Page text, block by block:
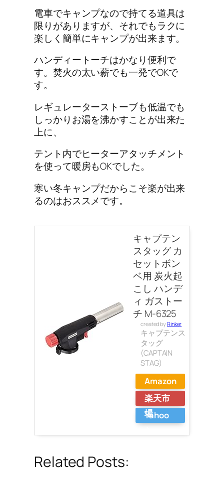
電車でキャンプなので持てる道具は
限りがありますが、それでもラクに
楽しく簡単にキャンプが出来ます。
ハンディートーチはかなり便利で
す。焚火の太い薪でも一発でOKで
す。
レギュレーターストーブも低温でも
しっかりお湯を沸かすことが出来た
上に、
テント内でヒーターアタッチメント
を使って暖房もOKでした。
寒い冬キャンプだからこそ楽が出来
るのはおススメです。
キャプテン
スタッグ カ
セットボン
ベ用 炭火起
こし ハンデ
ィ ガストー
チ M-6325
created byRinker
キャプテンス
タッグ
(CAPTAIN
STAG)
Amazon
楽天市
場
Yahoo
Related Posts: